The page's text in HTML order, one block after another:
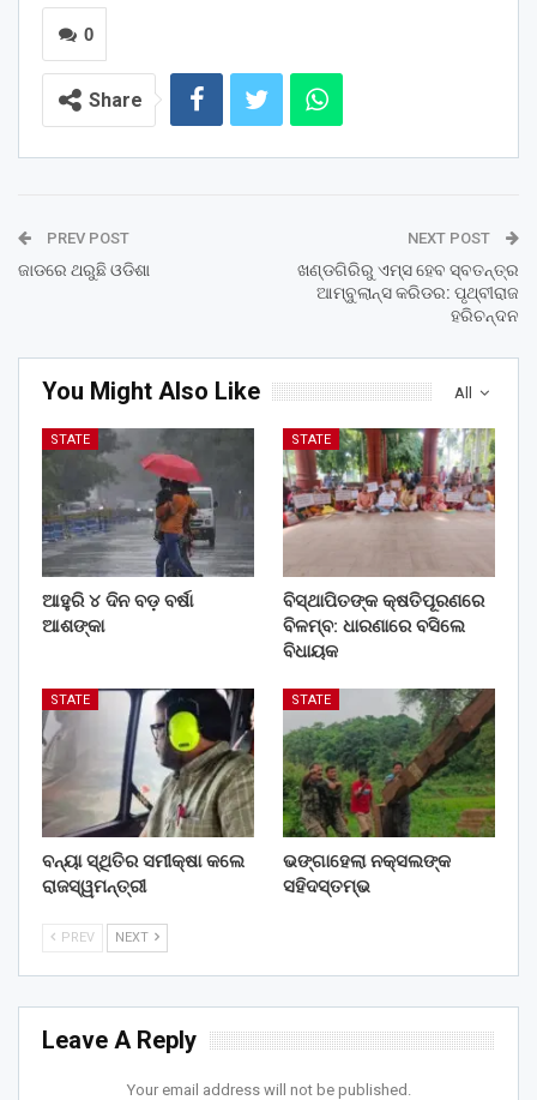
0
Share
PREV POST
ଜାଡରେ ଥରୁଛି ଓଡିଶା
NEXT POST
ଖଣ୍ଡଗିରିରୁ ଏମ୍ସ ହେବ ସ୍ବତନ୍ତ୍ର
ଆମ୍ବୁଲାନ୍ସ କରିଡର: ପୃଥ୍ବୀରାଜ
ହରିଚନ୍ଦନ
All
You Might Also Like
STATE
ଆହୁରି ୪ ଦିନ ବଡ଼ ବର୍ଷା
ଆଶଙ୍କା
STATE
ବିସ୍ଥାପିତଙ୍କ କ୍ଷତିପୂରଣରେ
ବିଳମ୍ବ: ଧାରଣାରେ ବସିଲେ
ବିଧାୟକ
STATE
ବନ୍ୟା ସ୍ଥିତିର ସମୀକ୍ଷା କଲେ
ରାଜସ୍ୱମନ୍ତ୍ରୀ
STATE
ଭଙ୍ଗାହେଲା ନକ୍ସଲଙ୍କ
ସହିଦସ୍ତମ୍ଭ
PREV NEXT
Leave A Reply
Your email address will not be published.